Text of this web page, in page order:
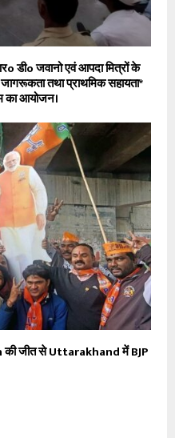
डीo जवानो एवं आपदा मित्रों के
तथा प्राथमिक सहायता*
का आयोजन।
जीत से Uttarakhand में BJP